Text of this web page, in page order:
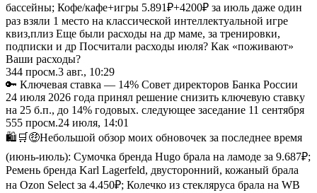
бассейны; Кофе/кафе+игры 5.891₽+4200₽ за июль даже один
раз взяли 1 место на классической интеллектуальной игре
квиз,плиз Еще были расходы на др маме, за тренировки,
подписки и др Посчитали расходы июля? Как «поживают»
Ваши расходы?
344 просм.3 авг., 10:29
🔑 Ключевая ставка — 14% Совет директоров Банка России
24 июля 2026 года принял решение снизить ключевую ставку
на 25 б.п., до 14% годовых. следующее заседание 11 сентября
555 просм.24 июля, 14:01
🛍️🛒🤑Небольшой обзор моих обновочек за последнее время
(июнь-июль): Сумочка бренда Hugo брала на ламоде за 9.687₽;
Ремень бренда Karl Lagerfeld, двусторонний, кожаный брала
на Ozon Select за 4.450₽; Колечко из стекляруса брала на WB